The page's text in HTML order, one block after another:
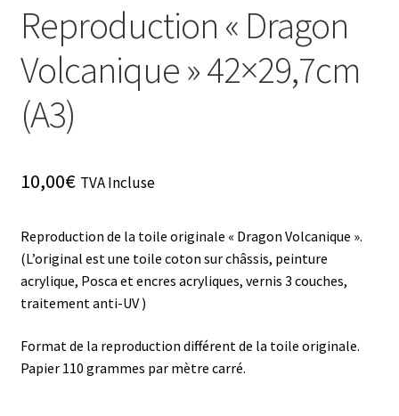
Reproduction « Dragon
Volcanique » 42×29,7cm
(A3)
10,00€ TVA Incluse
Reproduction de la toile originale « Dragon Volcanique ».
(L’original est une toile coton sur châssis, peinture
acrylique, Posca et encres acryliques, vernis 3 couches,
traitement anti-UV )
Format de la reproduction différent de la toile originale.
Papier 110 grammes par mètre carré.